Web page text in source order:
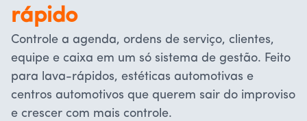
rápido
Controle a agenda, ordens de serviço, clientes,
equipe e caixa em um só sistema de gestão. Feito
para lava-rápidos, estéticas automotivas e
centros automotivos que querem sair do improviso
e crescer com mais controle.